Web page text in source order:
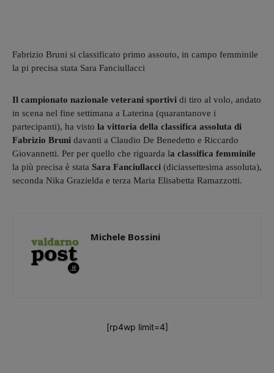
Fabrizio Bruni si classificato primo assouto, in campo femminile
la pi precisa stata Sara Fanciullacci
Il campionato nazionale veterani sportivi di tiro al volo, andato
in scena nel fine settimana a Laterina (quarantanove i
partecipanti), ha visto la vittoria della classifica assoluta di
Fabrizio Bruni davanti a Claudio De Benedetto e Riccardo
Giovannetti. Per per quello che riguarda la classifica femminile
la più precisa è stata Sara Fanciullacci (diciassettesima assoluta),
seconda Nika Grazielda e terza Maria Elisabetta Ramazzotti.
Michele Bossini
[rp4wp limit=4]